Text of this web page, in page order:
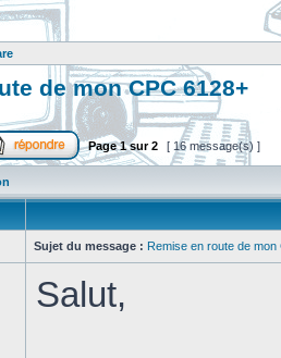
de mon CPC 6128+
Page1sur2 [ 16 message(s) ]
Sujet du message : Remise en route de mon
Salut,